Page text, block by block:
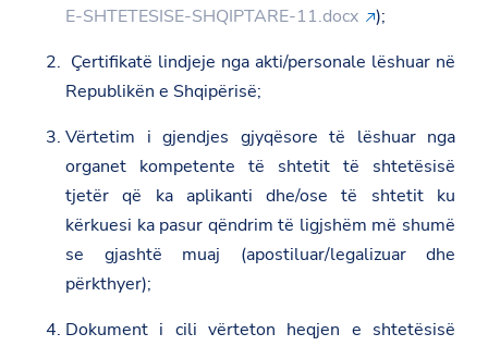
E-SHTETESISE-SHQIPTARE-11.docx
);
Çertifikatë lindjeje nga akti/personale lëshuar në
Republikën e Shqipërisë;
Vërtetim i gjendjes gjyqësore të lëshuar nga
organet kompetente të shtetit të shtetësisë
tjetër që ka aplikanti dhe/ose të shtetit ku
kërkuesi ka pasur qëndrim të ligjshëm më shumë
se gjashtë muaj (apostiluar/legalizuar dhe
përkthyer);
Dokument i cili vërteton heqjen e shtetësisë